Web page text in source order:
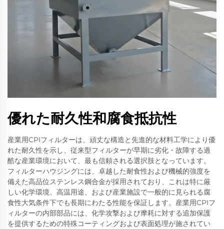
優れた耐久性和腐食抵抗性
産業用CPIフィルターは、頑丈な構造と先進的な材料工学により優
れた耐久性を示し、従来型フィルターが早期に劣化・故障する過
酷な産業環境において、最も信頼される選択肢となっています。
フィルターハウジングには、卓越した耐食性および機械的強度を
備えた高品位ステンレス鋼合金が採用されており、これは特に厳
しい化学環境、高温用途、および産業施設で一般的に見られる腐
食性大気条件下でも長期にわたる性能を保証します。産業用CPIフ
ィルターの内部部品には、化学攻撃および摩耗に対する追加保護
を提供するための特殊コーティングおよび表面処理が施されてい